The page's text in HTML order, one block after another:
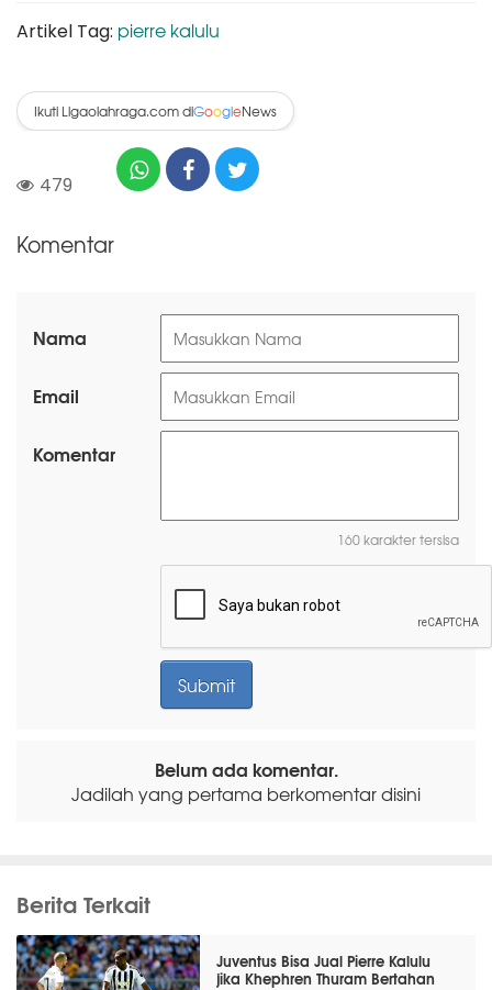
Artikel Tag: pierre kalulu
Ikuti Ligaolahraga.com diGoogleNews
479
Komentar
Nama
Email
Komentar
160 karakter tersisa
Belum ada komentar.
Jadilah yang pertama berkomentar disini
Berita Terkait
Juventus Bisa Jual Pierre Kalulu
jika Khephren Thuram Bertahan